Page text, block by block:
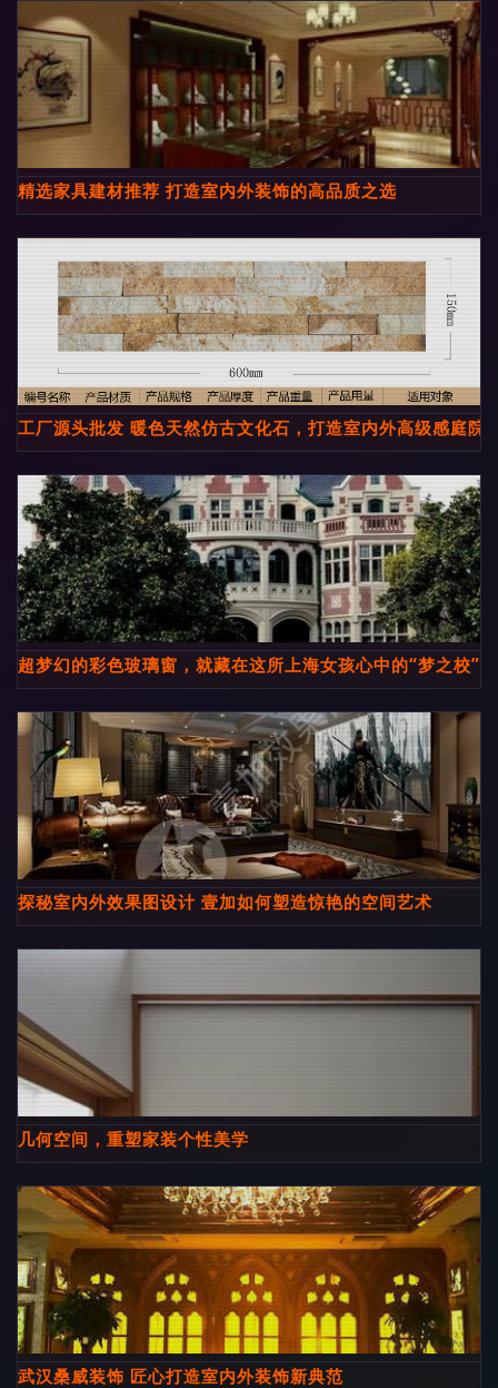
精选家具建材推荐 打造室内外装饰的高品质之选
工厂源头批发 暖色天然仿古文化石，打造室内外高级感庭院
超梦幻的彩色玻璃窗，就藏在这所上海女孩心中的“梦之校”里
探秘室内外效果图设计 壹加如何塑造惊艳的空间艺术
几何空间，重塑家装个性美学
武汉桑威装饰 匠心打造室内外装饰新典范